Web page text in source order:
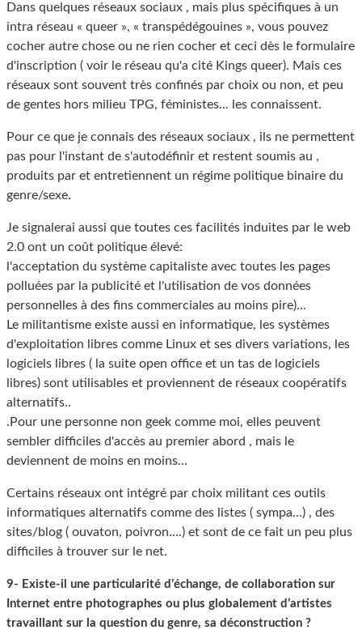
Dans quelques réseaux sociaux , mais plus spécifiques à un
intra réseau « queer », « transpédégouines », vous pouvez
cocher autre chose ou ne rien cocher et ceci dès le formulaire
d'inscription ( voir le réseau qu'a cité Kings queer). Mais ces
réseaux sont souvent très confinés par choix ou non, et peu
de gentes hors milieu TPG, féministes... les connaissent.
Pour ce que je connais des réseaux sociaux , ils ne permettent
pas pour l'instant de s'autodéfinir et restent soumis au ,
produits par et entretiennent un régime politique binaire du
genre/sexe.
Je signalerai aussi que toutes ces facilités induites par le web
2.0 ont un coût politique élevé:
l'acceptation du système capitaliste avec toutes les pages
polluées par la publicité et l'utilisation de vos données
personnelles à des fins commerciales au moins pire)...
Le militantisme existe aussi en informatique, les systèmes
d'exploitation libres comme Linux et ses divers variations, les
logiciels libres ( la suite open office et un tas de logiciels
libres) sont utilisables et proviennent de réseaux coopératifs
alternatifs..
.Pour une personne non geek comme moi, elles peuvent
sembler difficiles d'accès au premier abord , mais le
deviennent de moins en moins...
Certains réseaux ont intégré par choix militant ces outils
informatiques alternatifs comme des listes ( sympa...) , des
sites/blog ( ouvaton, poivron....) et sont de ce fait un peu plus
difficiles à trouver sur le net.
9- Existe-il une particularité d’échange, de collaboration sur
Internet entre photographes ou plus globalement d’artistes
travaillant sur la question du genre, sa déconstruction ?